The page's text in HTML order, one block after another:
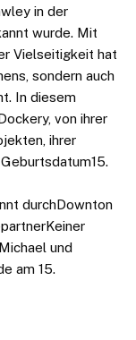
in der
wurde. Mit
Vielseitigkeit hat
sondern auch
In diesem
von ihrer
ihrer
durchDownton
und
am 15.